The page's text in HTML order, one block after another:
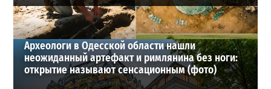
Археологи в Одесской области нашли
неожиданный артефакт и римлянина без ноги:
открытие называют сенсационным (фото)